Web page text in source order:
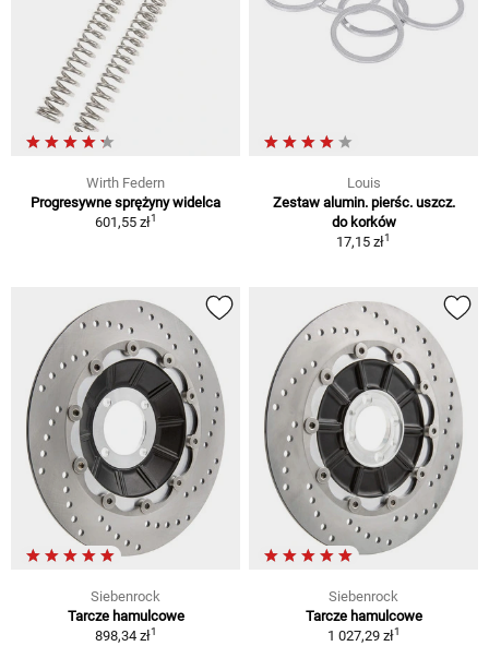
Wirth Federn
Progresywne sprężyny widelca
601,55 zł1
Louis
Zestaw alumin. pierśc. uszcz.
do korków
17,15 zł1
Siebenrock
Tarcze hamulcowe
898,34 zł1
Siebenrock
Tarcze hamulcowe
1 027,29 zł1